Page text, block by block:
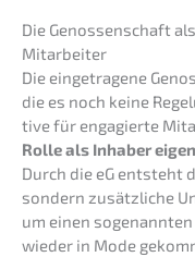
Die Genos­sen­schaft
Mitarbeiter
Die einge­tra­ge­ne
die es noch keine
ti­ve für engagier­te
Rolle als Inhaber
Durch die eG entsteht
sondern zusätz­li­che
um einen
wieder in Mode